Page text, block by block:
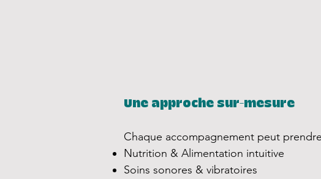
Une approche sur-mesure
Chaque accompagnement peut
Nutrition & Alimentation intuitive
Soins sonores & vibratoires